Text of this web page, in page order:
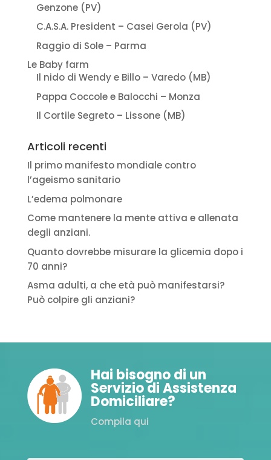
Genzone (PV)
C.A.S.A. President – Casei Gerola (PV)
Raggio di Sole – Parma
Le Baby farm
Il nido di Wendy e Billo – Varedo (MB)
Pappa Coccole e Balocchi – Monza
Il Cortile Segreto – Lissone (MB)
Articoli recenti
Il primo manifesto mondiale contro
l’ageismo sanitario
L’edema polmonare
Come mantenere la mente attiva e allenata
degli anziani.
Quanto dovrebbe misurare la glicemia dopo i
70 anni?
Asma adulti, a che età può manifestarsi?
Può colpire gli anziani?
Hai bisogno di un
Servizio di Assistenza
Domiciliare?
Compila qui